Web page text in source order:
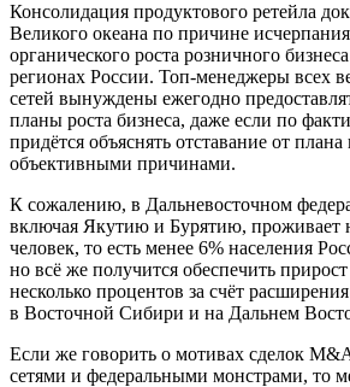
Консолидация продуктового ретейла
Великого океана по причине
органического роста розничного
регионах России. Топ-менеджеры всех
сетей вынуждены ежегодно
планы роста бизнеса, даже если по
придётся объяснять отставание от
объективными причинами.
К сожалению, в Дальневосточном
включая Якутию и Бурятию, проживает
человек, то есть менее 6% населения
но всё же получится обеспечить
несколько процентов за счёт
в Восточной Сибири и на Дальнем
Если же говорить о мотивах сделок
сетями и федеральными монстрами, то